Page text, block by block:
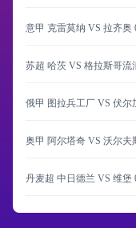
意甲 克雷莫纳 VS 拉齐奥
苏超 哈茨 VS 格拉斯哥流
俄甲 图拉兵工厂 VS 伏尔
奥甲 阿尔塔奇 VS 沃尔夫
丹麦超 中日德兰 VS 维堡